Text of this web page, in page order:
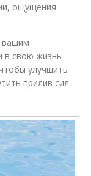
ощущения
вашим
в свою жизнь
улучшить
прилив сил